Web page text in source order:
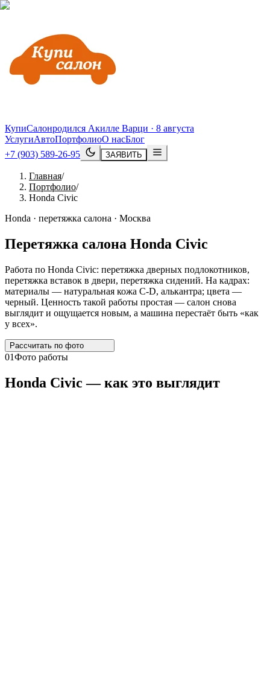
КупиСалонродился Акилле Варци · 8 августа
УслугиАвтоПортфолиоО насБлог
+7 (903) 589-26-95
ЗАЯВИТЬ
Главная/
Портфолио/
Honda Civic
Honda · перетяжка салона · Москва
Перетяжка салона Honda Civic
Работа по Honda Civic: перетяжка дверных подлокотников,
перетяжка вставок в двери, перетяжка сидений. На кадрах:
материалы — натуральная кожа C-D, алькантра; цвета —
черный. Ценность такой работы простая — салон снова
выглядит и ощущается новым, а машина перестаёт быть «как
у всех».
Рассчитать по фото
01Фото работы
Honda Civic — как это выглядит